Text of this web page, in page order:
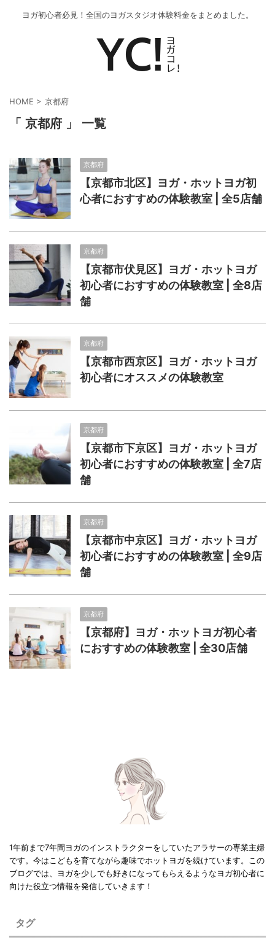
ヨガ初心者必見！全国のヨガスタジオ体験料金をまとめました。
HOME > 京都府
「 京都府 」 一覧
京都府
【京都市北区】ヨガ・ホットヨガ初
心者におすすめの体験教室 | 全5店舗
京都府
【京都市伏見区】ヨガ・ホットヨガ
初心者におすすめの体験教室 | 全8店
舗
京都府
【京都市西京区】ヨガ・ホットヨガ
初心者にオススメの体験教室
京都府
【京都市下京区】ヨガ・ホットヨガ
初心者におすすめの体験教室 | 全7店
舗
京都府
【京都市中京区】ヨガ・ホットヨガ
初心者におすすめの体験教室 | 全9店
舗
京都府
【京都府】ヨガ・ホットヨガ初心者
におすすめの体験教室 | 全30店舗
1年前まで7年間ヨガのインストラクターをしていたアラサーの専業主婦
です。今はこどもを育てながら趣味でホットヨガを続けています。この
ブログでは、ヨガを少しでも好きになってもらえるようなヨガ初心者に
向けた役立つ情報を発信していきます！
タグ